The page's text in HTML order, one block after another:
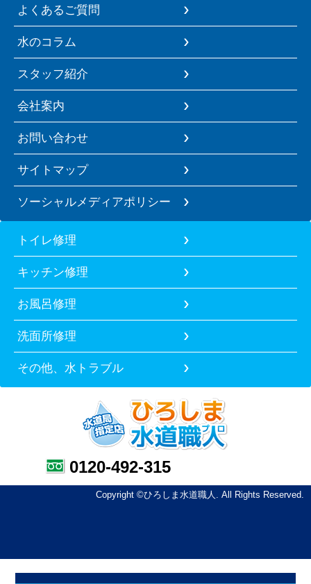
よくあるご質問
水のコラム
スタッフ紹介
会社案内
お問い合わせ
サイトマップ
ソーシャルメディアポリシー
トイレ修理
キッチン修理
お風呂修理
洗面所修理
その他、水トラブル
0120-492-315
Copyright ©ひろしま水道職人. All Rights Reserved.